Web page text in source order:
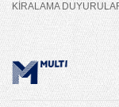
KİRALAMA